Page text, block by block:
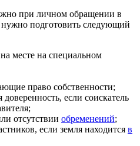
при личном обращении в
подготовить следующий
месте на специальном
право собственности;
доверенность, если соискатель
отсутствии обременений;
если земля находится в